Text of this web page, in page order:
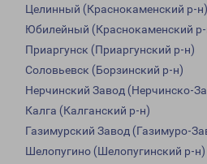
Целинный (Краснокаменский р-н)
Юбилейный (Краснокаменский
Приаргунск (Приаргунский р-н)
Соловьевск (Борзинский р-н)
Нерчинский Завод (Нерчинско-
Калга (Калганский р-н)
Газимурский Завод (Газимуро-
Шелопугино (Шелопугинский р-н)